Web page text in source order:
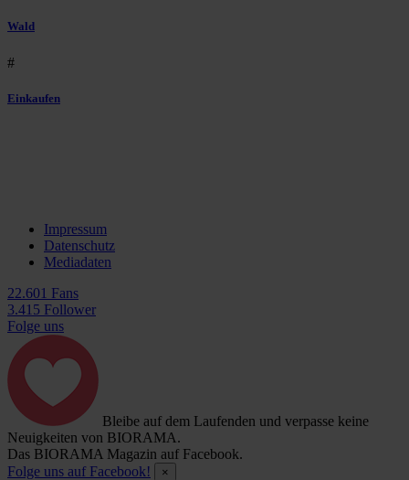
Wald
#
Einkaufen
Impressum
Datenschutz
Mediadaten
22.601 Fans
3.415 Follower
Folge uns
Bleibe auf dem Laufenden und verpasse keine
Neuigkeiten von BIORAMA.
Das BIORAMA Magazin auf Facebook.
Folge uns auf Facebook!
×